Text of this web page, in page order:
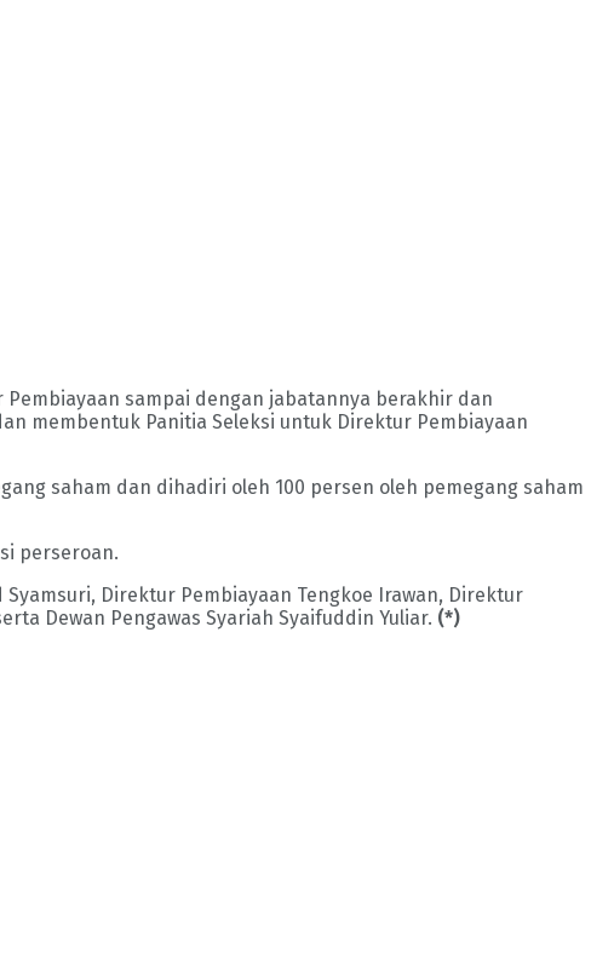
sampai dengan jabatannya berakhir dan
membentuk Panitia Seleksi untuk Direktur Pembiayaan
saham dan dihadiri oleh 100 persen oleh pemegang saham
perseroan.
Direktur Pembiayaan Tengkoe Irawan, Direktur
Dewan Pengawas Syariah Syaifuddin Yuliar. (*)